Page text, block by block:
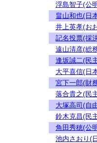
浮島智子(公
畠山和也(日
井上英孝(お
記名投票(採
遠山清彦(総
逢坂誠二(民
大平喜信(日
宮下一郎(財
落合貴之(民
大塚高司(自
鈴木克昌(民
角田秀穂(公
池内さおり(